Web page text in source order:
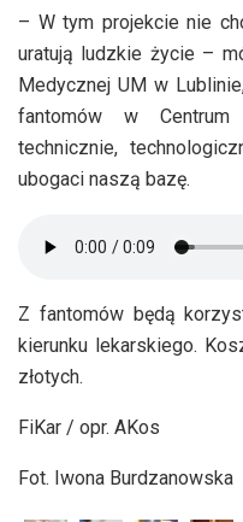
– W tym projekcie nie
uratują ludzkie życie –
Medycznej UM w
fantomów w
technicznie,
ubogaci naszą bazę.
Z fantomów będą
kierunku lekarskiego.
złotych.
FiKar / opr. AKos
Fot. Iwona Burdzanowska